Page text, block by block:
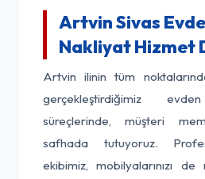
Artvin Sivas
Nakliyat Hizmet
Artvin ilinin tüm
gerçekleştirdiğimiz
süreçlerinde, müşteri
safhada tutuyoruz.
ekibimiz, mobilyalarınızı